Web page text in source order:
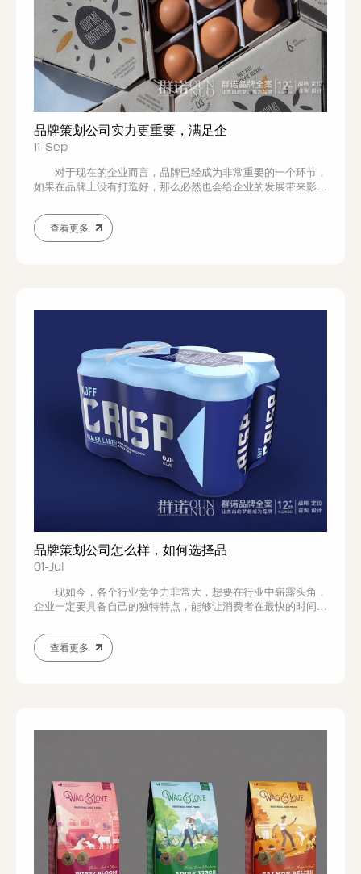
品牌策划公司实力更重要，满足企
11-Sep
对于现在的企业而言，品牌已经成为非常重要的一个环节，
如果在品牌上没有打造好，那么必然也会给企业的发展带来影
牌策划上就一定要注意，关于品牌策划就要通过相关的公司来实
现，唯有专业的公司才能实现策划的服务，才能让品牌策划带来
更好的效果，所以在品牌策划公司的选择上也成...
查看更多
品牌策划公司怎么样，如何选择品
01-Jul
现如今，各个行业竞争力非常大，想要在行业中崭露头角，
企业一定要具备自己的独特特点，能够让消费者在最快的时间记
展提供进一步帮助，让企业在行业中获得更多流量与关注。
品牌策划公司能够针对行业发展对于企业现状进行分析，为企业
提高影响手段，从而有效提升企业的产品销量...
查看更多